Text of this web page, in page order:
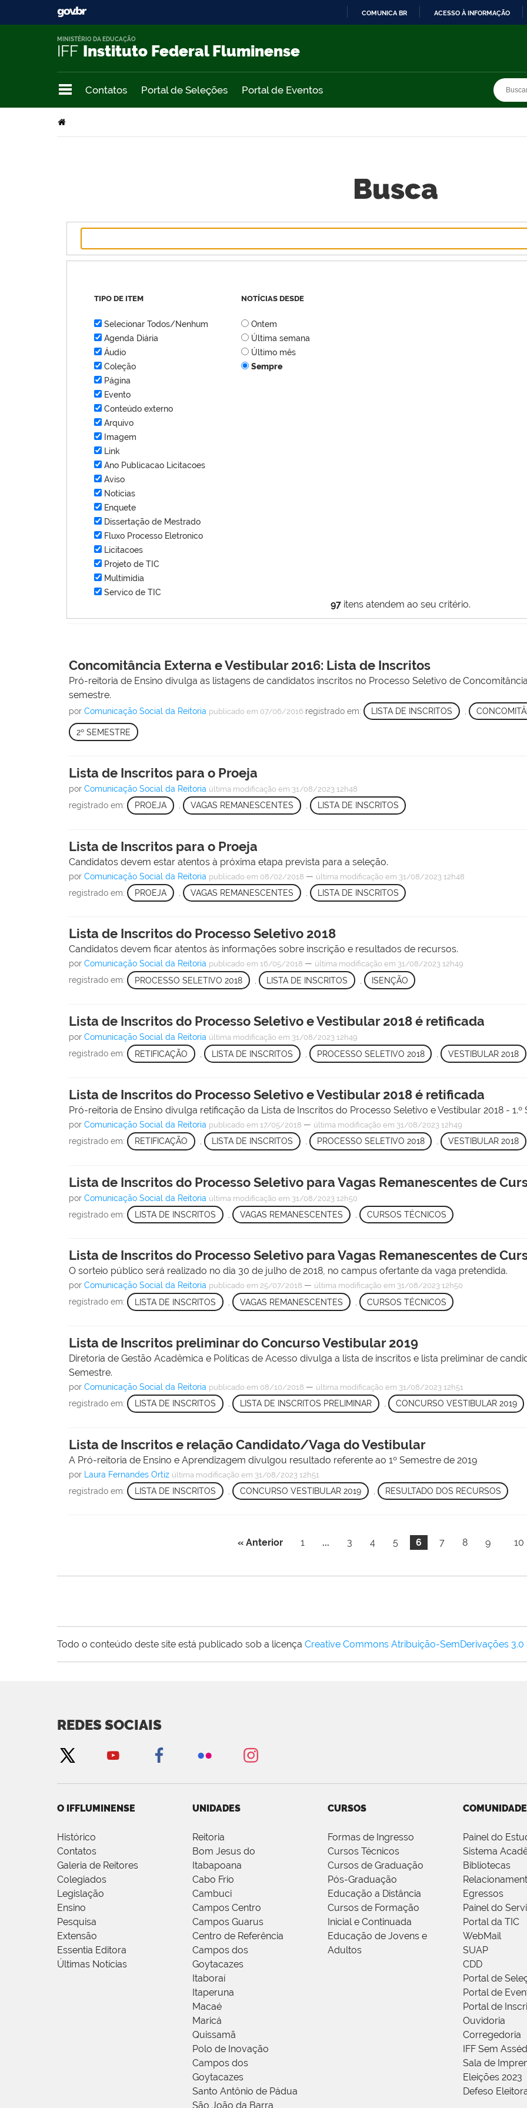
COMUNICA BR ACESSO À INFORMAÇÃO
IFF Instituto Federal Fluminense
MINISTÉRIO DA EDUCAÇÃO
Contatos Portal de Seleções Portal de Eventos
Busca
97 itens atendem ao seu critério.
TIPO DE ITEM
Selecionar Todos/Nenhum
Agenda Diária
Áudio
Coleção
Página
Evento
Conteúdo externo
Arquivo
Imagem
Link
Ano Publicacao Licitacoes
Aviso
Notícias
Enquete
Dissertação de Mestrado
Fluxo Processo Eletronico
Licitacoes
Projeto de TIC
Multimídia
Servico de TIC
NOTÍCIAS DESDE
Ontem
Última semana
Último mês
Sempre
Concomitância Externa e Vestibular 2016: Lista de Inscritos
Pró-reitoria de Ensino divulga as listagens de candidatos inscritos no Processo Seletivo de
semestre.
porComunicação Social da Reitoria publicado em 07/06/2016 registrado em: LISTA DE INSCRITOS
2º SEMESTRE
Lista de Inscritos para o Proeja
porComunicação Social da Reitoria última modificação em 31/08/2023 12h48
registrado em: PROEJA , VAGAS REMANESCENTES , LISTA DE INSCRITOS
Lista de Inscritos para o Proeja
Candidatos devem estar atentos à próxima etapa prevista para a seleção.
porComunicação Social da Reitoria publicado em 08/02/2018 — última modificação em 31/08/2023 12h48
registrado em: PROEJA VAGAS REMANESCENTES LISTA DE INSCRITOS
Lista de Inscritos do Processo Seletivo 2018
Candidatos devem ficar atentos às informações sobre inscrição e resultados de recursos.
porComunicação Social da Reitoria publicado em 16/05/2018 — última modificação em 31/08/2023 12h49
registrado em: PROCESSO SELETIVO 2018 LISTA DE INSCRITOS ISENÇÃO
Lista de Inscritos do Processo Seletivo e Vestibular 2018 é retificada
porComunicação Social da Reitoria última modificação em 31/08/2023 12h49
registrado em: RETIFICAÇÃO LISTA DE INSCRITOS PROCESSO SELETIVO 2018 , VESTIBULAR 2018
Lista de Inscritos do Processo Seletivo e Vestibular 2018 é retificada
Pró-reitoria de Ensino divulga retificação da Lista de Inscritos do Processo Seletivo e Vestibular 2018 - 1.º
porComunicação Social da Reitoria publicado em 17/05/2018 — última modificação em 31/08/2023 12h49
registrado em: RETIFICAÇÃO , LISTA DE INSCRITOS , PROCESSO SELETIVO 2018 , VESTIBULAR 2018
Lista de Inscritos do Processo Seletivo para Vagas Remanescentes de
porComunicação Social da Reitoria última modificação em 31/08/2023 12h50
registrado em: LISTA DE INSCRITOS VAGAS REMANESCENTES CURSOS TÉCNICOS
Lista de Inscritos do Processo Seletivo para Vagas Remanescentes de
O sorteio público será realizado no dia 30 de julho de 2018, no campus ofertante da vaga pretendida.
porComunicação Social da Reitoria publicado em 25/07/2018 — última modificação em 31/08/2023 12h50
registrado em: LISTA DE INSCRITOS VAGAS REMANESCENTES CURSOS TÉCNICOS
Lista de Inscritos preliminar do Concurso Vestibular 2019
Diretoria de Gestão Acadêmica e Políticas de Acesso divulga a lista de inscritos e lista preliminar de
Semestre.
porComunicação Social da Reitoria publicado em 08/10/2018 — última modificação em 31/08/2023 12h51
registrado em: LISTA DE INSCRITOS , LISTA DE INSCRITOS PRELIMINAR , CONCURSO VESTIBULAR 2019
Lista de Inscritos e relação Candidato/Vaga do Vestibular
A Pró-reitoria de Ensino e Aprendizagem divulgou resultado referente ao 1º Semestre de 2019
por Laura Fernandes Ortiz última modificação em 31/08/2023 12h51
registrado em: LISTA DE INSCRITOS CONCURSO VESTIBULAR 2019 RESULTADO DOS RECURSOS
« Anterior 1 ... 3 4 5 6 7 8 9 10
Todo o conteúdo deste site está publicado sob a licença Creative Commons Atribuição-SemDerivações
REDES SOCIAIS
O IFFLUMINENSE
Histórico
Contatos
Galeria de Reitores
Colegiados
Legislação
Ensino
Pesquisa
Extensão
Essentia Editora
Últimas Notícias
UNIDADES
Reitoria
Bom Jesus do
Itabapoana
Cabo Frio
Cambuci
Campos Centro
Campos Guarus
Centro de Referência
Campos dos
Goytacazes
Itaboraí
Itaperuna
Macaé
Maricá
Quissamã
Polo de Inovação
Campos dos
Goytacazes
Santo Antônio de Pádua
São João da Barra
CURSOS
Formas de Ingresso
Cursos Técnicos
Cursos de Graduação
Pós-Graduação
Educação a Distância
Cursos de Formação
Inicial e Continuada
Educação de Jovens e
Adultos
COMUNIDADE
Painel do
Sistema
Bibliotecas
Egressos
Painel do
Portal da TIC
WebMail
SUAP
CDD
Portal de
Portal de
Portal de
Ouvidoria
Corregedoria
IFF Sem
Sala de
Eleições 2023
Defeso